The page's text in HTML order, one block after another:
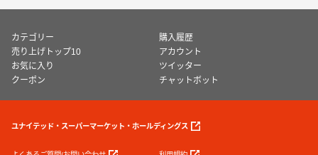
カテゴリー
購入履歴
売り上げトップ10
アカウント
お気に入り
ツイッター
クーポン
チャットボット
ユナイテッド・スーパーマーケット・ホールディングス